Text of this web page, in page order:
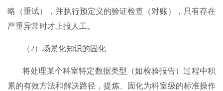
略（重试），并执行预定义的验证检查（对账），只有存在
严重异常时才上报人工。
（2）场景化知识的固化
将处理某个科室特定数据类型（如检验报告）过程中积
累的有效方法和解决路径，提炼、固化为科室级的标准操作